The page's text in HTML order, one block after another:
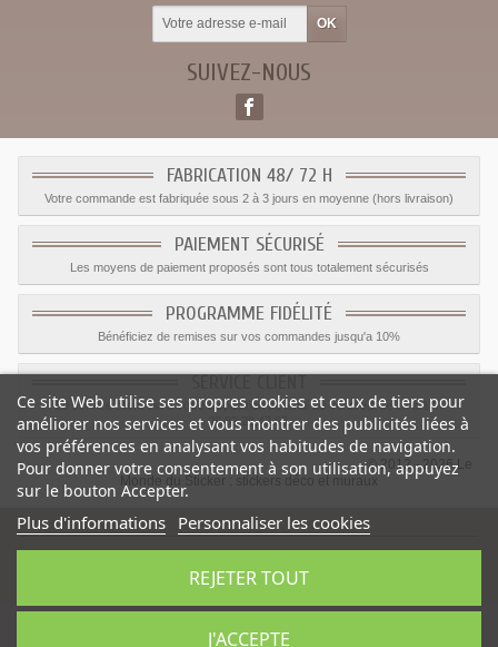
SUIVEZ-NOUS
FABRICATION 48/ 72 H
Votre commande est fabriquée sous 2 à 3 jours en moyenne (hors livraison)
PAIEMENT SÉCURISÉ
Les moyens de paiement proposés sont tous totalement sécurisés
PROGRAMME FIDÉLITÉ
Bénéficiez de remises sur vos commandes jusqu'a 10%
Le service client est a votre disposition du lundi au vendredi de 8h à 17h
09.82.28.47.69.
© 2012 - 2026 Le
Monde du Sticker :
stickers déco et muraux
Sticker Podium deco chambre-Catégorie:
Ce site Web utilise ses propres cookies et ceux de tiers pour
améliorer nos services et vous montrer des publicités liées à
vos préférences en analysant vos habitudes de navigation.
Pour donner votre consentement à son utilisation, appuyez
sur le bouton Accepter.
Plus d'informations Personnaliser les cookies
REJETER TOUT
J'ACCEPTE